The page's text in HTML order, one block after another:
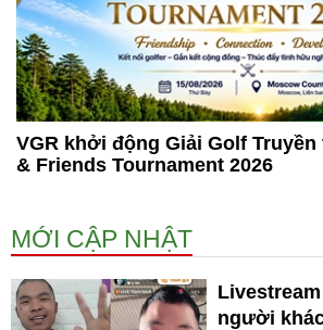
VGR khởi động Giải Golf Truyền
& Friends Tournament 2026
MỚI CẬP NHẬT
người